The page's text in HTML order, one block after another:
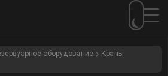
оборудование
Краны